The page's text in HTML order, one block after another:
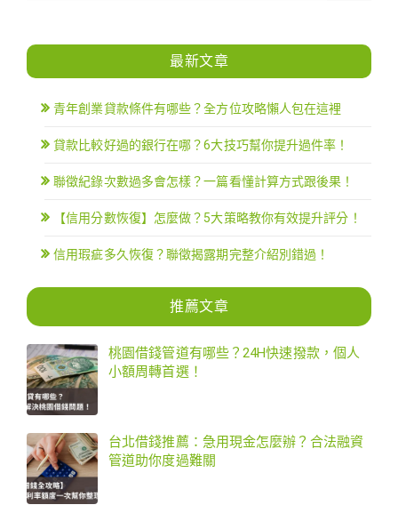
最新文章
青年創業貸款條件有哪些？全方位攻略懶人包在這裡
貸款比較好過的銀行在哪？6大技巧幫你提升過件率！
聯徵紀錄次數過多會怎樣？一篇看懂計算方式跟後果！
【信用分數恢復】怎麼做？5大策略教你有效提升評分！
信用瑕疵多久恢復？聯徵揭露期完整介紹別錯過！
推薦文章
桃園借錢管道有哪些？24H快速撥款，個人
小額周轉首選！
台北借錢推薦：急用現金怎麼辦？合法融資
管道助你度過難關